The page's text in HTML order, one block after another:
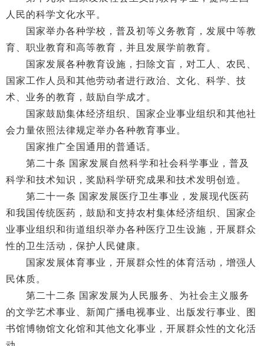
人民的科学文化水平。
国家举办各种学校，普及初等义务教育，发展中等教
育、职业教育和高等教育，并且发展学前教育。
国家发展各种教育设施，扫除文盲，对工人、农民、
国家工作人员和其他劳动者进行政治、文化、科学、技
术、业务的教育，鼓励自学成才。
国家鼓励集体经济组织、国家企业事业组织和其他社
会力量依照法律规定举办各种教育事业。
国家推广全国通用的普通话。
第二十条 国家发展自然科学和社会科学事业，普及
科学和技术知识，奖励科学研究成果和技术发明创造。
第二十一条 国家发展医疗卫生事业，发展现代医药
和我国传统医药，鼓励和支持农村集体经济组织、国家企
业事业组织和街道组织举办各种医疗卫生设施，开展群众
性的卫生活动，保护人民健康。
国家发展体育事业，开展群众性的体育活动，增强人
民体质。
第二十二条 国家发展为人民服务、为社会主义服务
的文学艺术事业、新闻广播电视事业、出版发行事业、图
书馆博物馆文化馆和其他文化事业，开展群众性的文化活